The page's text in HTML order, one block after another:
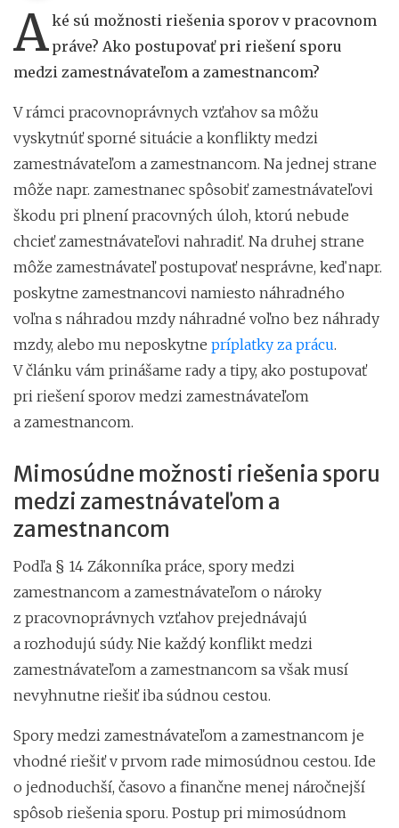
Aké sú možnosti riešenia sporov v pracovnom
práve? Ako postupovať pri riešení sporu
medzi zamestnávateľom a zamestnancom?
V rámci pracovnoprávnych vzťahov sa môžu
vyskytnúť sporné situácie a konflikty medzi
zamestnávateľom a zamestnancom. Na jednej strane
môže napr. zamestnanec spôsobiť zamestnávateľovi
škodu pri plnení pracovných úloh, ktorú nebude
chcieť zamestnávateľovi nahradiť. Na druhej strane
môže zamestnávateľ postupovať nesprávne, keď napr.
poskytne zamestnancovi namiesto náhradného
voľna s náhradou mzdy náhradné voľno bez náhrady
mzdy, alebo mu neposkytne príplatky za prácu.
V článku vám prinášame rady a tipy, ako postupovať
pri riešení sporov medzi zamestnávateľom
a zamestnancom.
Mimosúdne možnosti riešenia sporu
medzi zamestnávateľom a
zamestnancom
Podľa § 14 Zákonníka práce, spory medzi
zamestnancom a zamestnávateľom o nároky
z pracovnoprávnych vzťahov prejednávajú
a rozhodujú súdy. Nie každý konflikt medzi
zamestnávateľom a zamestnancom sa však musí
nevyhnutne riešiť iba súdnou cestou.
Spory medzi zamestnávateľom a zamestnancom je
vhodné riešiť v prvom rade mimosúdnou cestou. Ide
o jednoduchší, časovo a finančne menej náročnejší
spôsob riešenia sporu. Postup pri mimosúdnom